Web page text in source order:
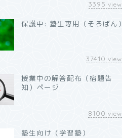
3395 view
保護中: 塾生専用（そろばん）
37410 view
授業中の解答配布（宿題告
知）ページ
8100 view
塾生向け（学習塾）